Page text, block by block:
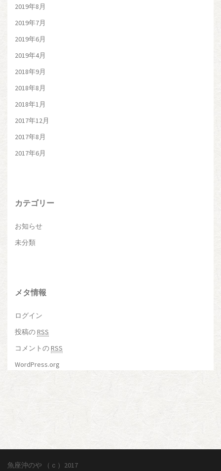
2019年8月
2019年7月
2019年6月
2019年4月
2018年9月
2018年8月
2018年1月
2017年12月
2017年8月
2017年6月
カテゴリー
お知らせ
未分類
メタ情報
ログイン
投稿のRSS
コメントのRSS
WordPress.org
魚座沖のや （ｃ）2017